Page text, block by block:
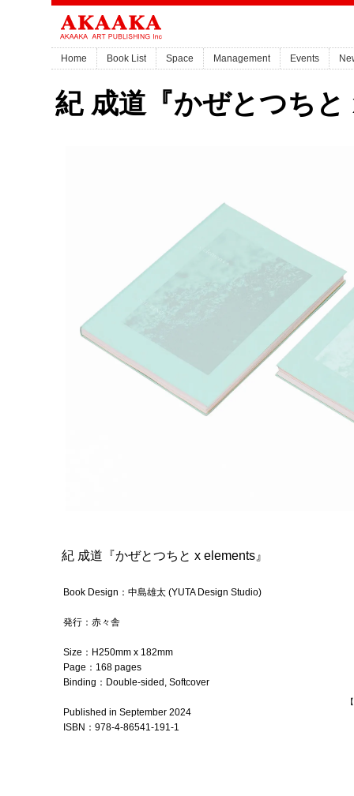
Home Book List Space Management Events
紀 成道『かぜとつち
紀 成道『かぜとつちと x elements 』
Book Design： 中島雄太 (YUTA Design Studio)
発行：赤々舎
Size： H250mm x 182mm
Page： 168 pages
Binding： Double-sided, Softcover
Published in September 2024
ISBN： 978-4-86541-191-1